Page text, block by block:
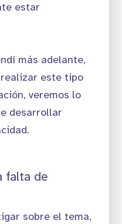
estar
más adelante,
este tipo
veremos lo
desarrollar
falta de
sobre el tema,